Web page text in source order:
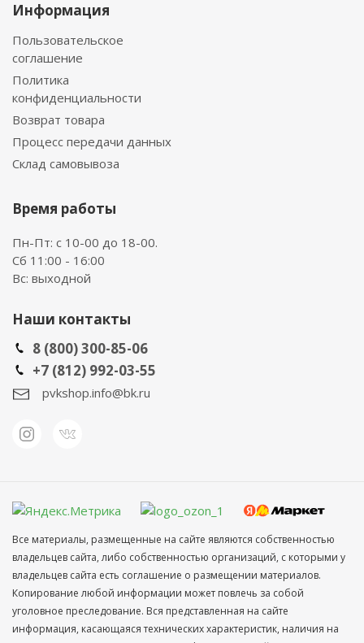
Информация
Пользовательское
соглашение
Политика
конфиденциальности
Возврат товара
Процесс передачи данных
Склад самовывоза
Время работы
Пн-Пт: с 10-00 до 18-00.
Сб 11:00 - 16:00
Вс: выходной
Наши контакты
8 (800) 300-85-06
+7 (812) 992-03-55
pvkshop.info@bk.ru
Все материалы, размещенные на сайте являются собственностью
владельцев сайта, либо собственностью организаций, с которыми у
владельцев сайта есть соглашение о размещении материалов.
Копирование любой информации может повлечь за собой
уголовное преследование. Вся представленная на сайте
информация, касающаяся технических характеристик, наличия на